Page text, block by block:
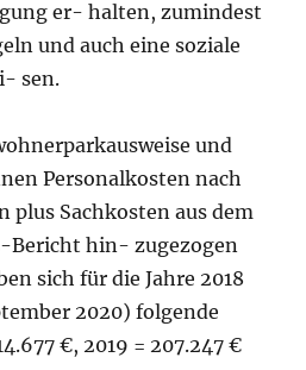
er- halten, zumindest
und auch eine soziale
sen.
und
Personalkosten nach
plus Sachkosten aus dem
Bericht hin- zugezogen
sich für die Jahre 2018
2020) folgende
€, 2019 = 207.247 €